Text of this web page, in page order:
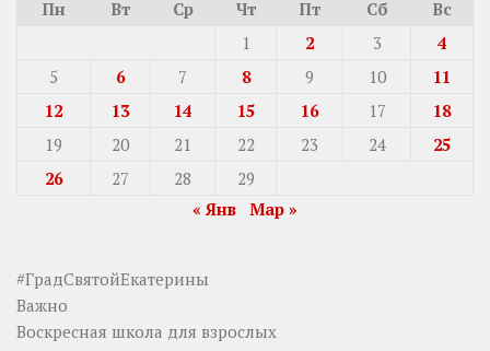
Пн
Вт Ср Чт Пт Сб
Вс
1
2 3
4
5
6 7 8 9 10
11
12
13 14 15 16 17
18
19
20 21 22 23 24
25
26
27 28
29
« Янв Мар »
#ГрадСвятойЕкатерины
Важно
Воскресная школа для взрослых